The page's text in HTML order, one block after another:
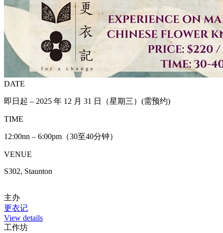
DATE
即日起 – 2025 年 12 月 31 日（星期三）(需预约)
TIME
12:00nn – 6:00pm（30至40分钟）
VENUE
S302, Staunton
主办
更衣记
View details
工作坊